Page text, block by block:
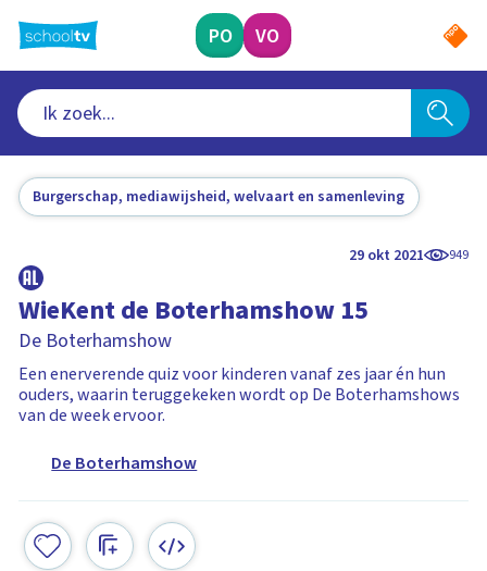
naar
hoofdinhoud
PO VO
Burgerschap, mediawijsheid, welvaart en samenleving
29 okt 2021 949
WieKent de Boterhamshow 15
De Boterhamshow
Een enerverende quiz voor kinderen vanaf zes jaar én hun
ouders, waarin teruggekeken wordt op De Boterhamshows
van de week ervoor.
De Boterhamshow